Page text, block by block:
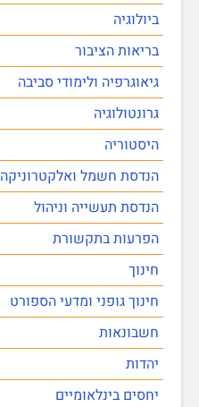
ביולוגיה
בריאות הציבור
גיאוגרפיה ולימודי סביבה
גרונטולוגיה
היסטוריה
הנדסת חשמל ואלקטרוניקה
הנדסת תעשייה וניהול
הפרעות בתקשורת
חינוך
חינוך גופני ומדעי הספורט
חשבונאות
יהדות
יחסים בינלאומיים